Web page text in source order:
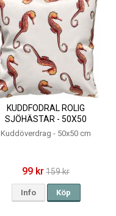
KUDDFODRAL ROLIG
SJÖHÄSTAR - 50X50
Kuddöverdrag - 50x50 cm
99 kr159 kr
Info Köp